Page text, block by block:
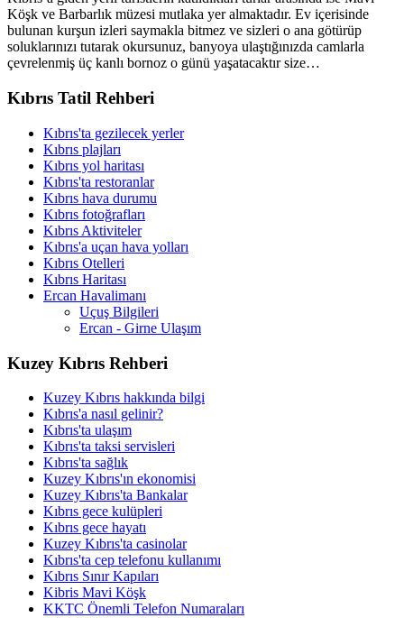
Köşk ve Barbarlık müzesi mutlaka yer almaktadır. Ev içerisinde
bulunan kurşun izleri saymakla bitmez ve sizleri o ana götürüp
soluklarınızı tutarak okursunuz, banyoya ulaştığınızda camlarla
çevrelenmiş üç kanlı bornoz o günü yaşatacaktır size…
Kıbrıs Tatil Rehberi
Kıbrıs'ta gezilecek yerler
Kıbrıs plajları
Kıbrıs yol haritası
Kıbrıs'ta restoranlar
Kıbrıs hava durumu
Kıbrıs fotoğrafları
Kıbrıs Aktiviteler
Kıbrıs'a uçan hava yolları
Kıbrıs Otelleri
Kıbrıs Haritası
Ercan Havalimanı
Uçuş Bilgileri
Ercan - Girne Ulaşım
Kuzey Kıbrıs Rehberi
Kuzey Kıbrıs hakkında bilgi
Kıbrıs'a nasıl gelinir?
Kıbrıs'ta ulaşım
Kıbrıs'ta taksi servisleri
Kıbrıs'ta sağlık
Kuzey Kıbrıs'ın ekonomisi
Kuzey Kıbrıs'ta Bankalar
Kıbrıs gece kulüpleri
Kıbrıs gece hayatı
Kuzey Kıbrıs'ta casinolar
Kıbrıs'ta cep telefonu kullanımı
Kıbrıs Sınır Kapıları
Kibris Mavi Köşk
KKTC Önemli Telefon Numaraları